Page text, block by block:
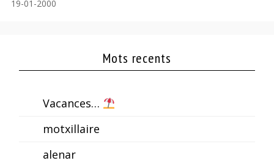
19-01-2000
Mots recents
Vacances…
motxillaire
alenar